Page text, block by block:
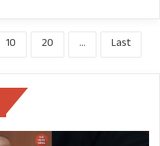
10 20 ... Last